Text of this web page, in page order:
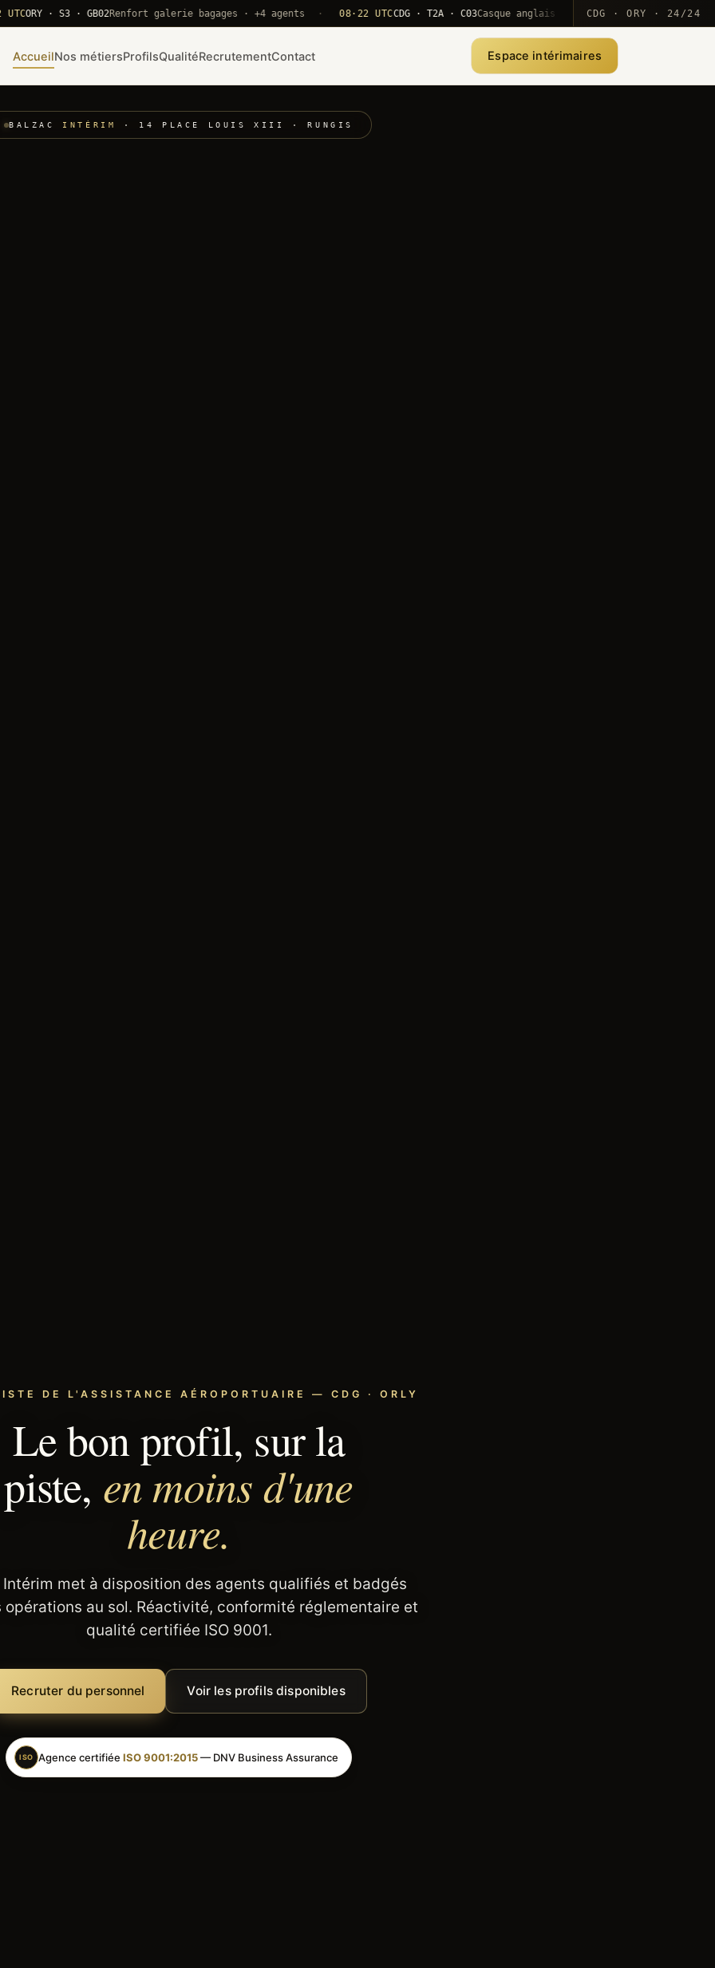
· S3 · GB02Renfort galerie bagages · +4 agents · 08·22 UTCCDG · T2A · C03 Casque anglais positionné · rotation MEA ·
CDG · ORY · 24/24
AccueilNos métiersProfilsQualitéRecrutementContact Espace intérimaires
BALZAC INTÉRIM · 14 PLACE LOUIS XIII · RUNGIS
DE L'ASSISTANCE AÉROPORTUAIRE — CDG · ORLY
Le bon profil, sur la
piste, en moins d'une
heure.
Intérim met à disposition des agents qualifiés et badgés
opérations au sol. Réactivité, conformité réglementaire et
qualité certifiée ISO 9001.
Recruter du personnel Voir les profils disponibles
ISO Agence certifiée ISO 9001:2015— DNV Business Assurance